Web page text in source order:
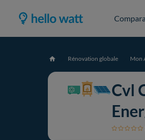
Accueil Rénovation globale Mon
Cvl